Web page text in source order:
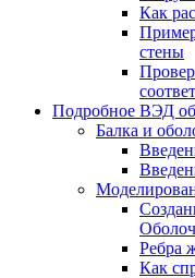
Как
стены
Подробное ВЭД
Балка и
Ребра
Как